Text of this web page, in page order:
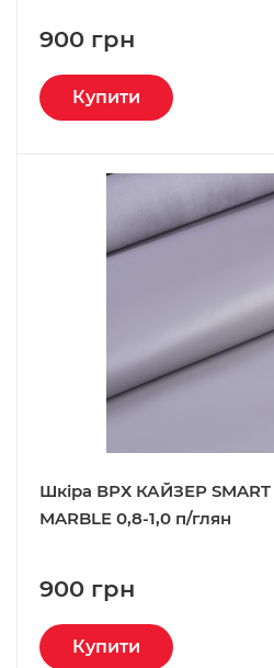
900 грн
Купити
Шкіра ВРХ КАЙЗЕР SMART
MARBLE 0,8-1,0 п/глян
900 грн
Купити